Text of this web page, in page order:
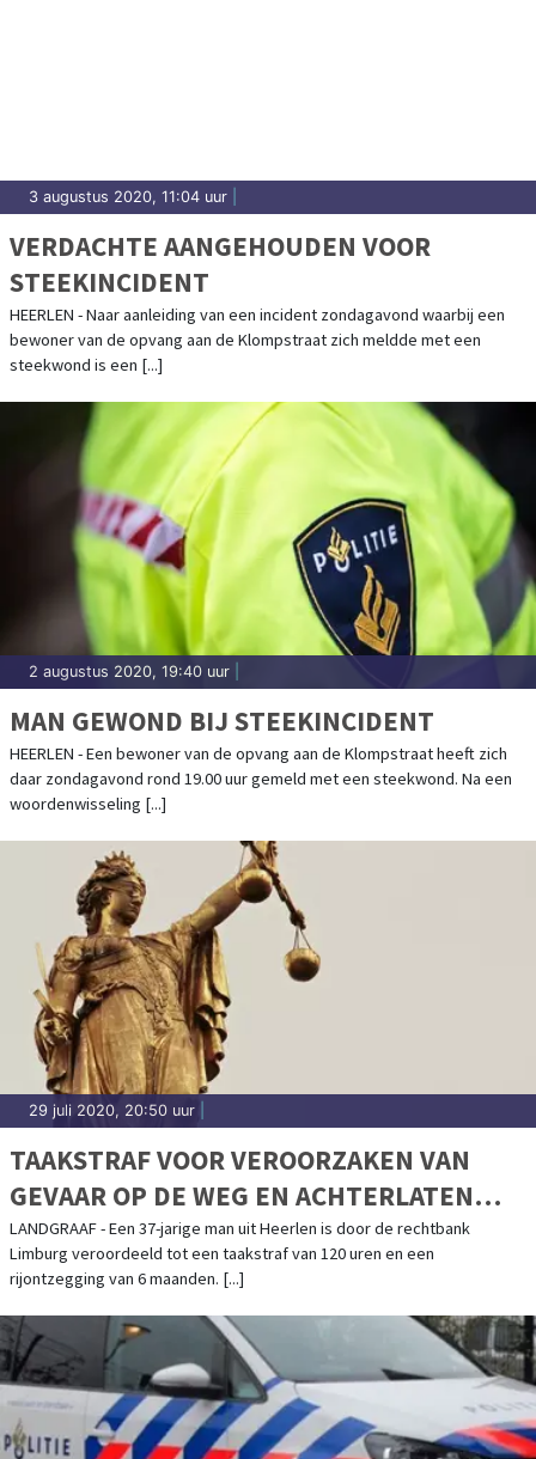
3 augustus 2020, 11:04 uur
VERDACHTE AANGEHOUDEN VOOR
STEEKINCIDENT
HEERLEN - Naar aanleiding van een incident zondagavond waarbij een
bewoner van de opvang aan de Klompstraat zich meldde met een
steekwond is een [...]
2 augustus 2020, 19:40 uur
MAN GEWOND BIJ STEEKINCIDENT
HEERLEN - Een bewoner van de opvang aan de Klompstraat heeft zich
daar zondagavond rond 19.00 uur gemeld met een steekwond. Na een
woordenwisseling [...]
29 juli 2020, 20:50 uur
TAAKSTRAF VOOR VEROORZAKEN VAN
GEVAAR OP DE WEG EN ACHTERLATEN
VAN DE SLACHTOFFERS
LANDGRAAF - Een 37-jarige man uit Heerlen is door de rechtbank
Limburg veroordeeld tot een taakstraf van 120 uren en een
rijontzegging van 6 maanden. [...]